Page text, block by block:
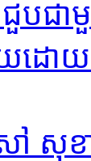
បជា
ោយស
សុខា